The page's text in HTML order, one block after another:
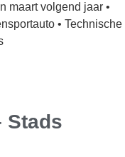
maart volgend jaar •
• Technische
Stads